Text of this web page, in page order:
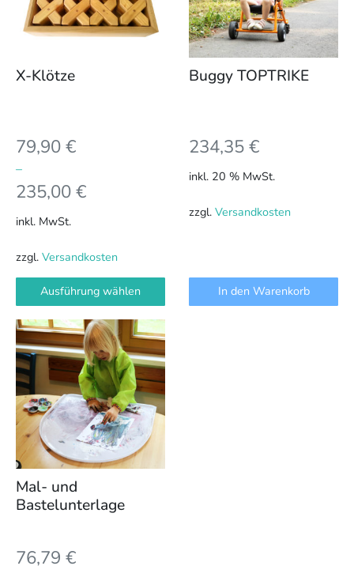
X-Klötze
79,90€
–
235,00€
inkl. MwSt.
zzgl. Versandkosten
Ausführung wählen
auf.
Die
können
gewählt
Buggy TOPTRIKE
234,35€
inkl. 20 % MwSt.
zzgl. Versandkosten
In den Warenkorb
Mal- und
Bastelunterlage
76,79 €